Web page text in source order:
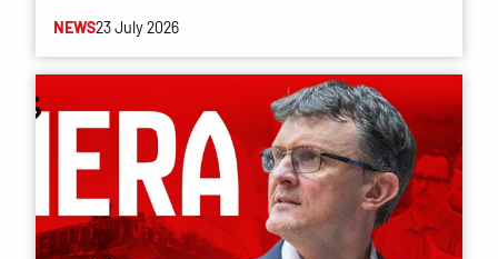
NEWS23 July 2026